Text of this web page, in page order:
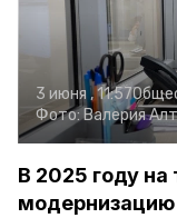
3 июня , 11:57
Фото:Валерия
В 2025 году на
модернизацию